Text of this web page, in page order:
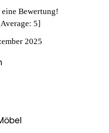
Bewertung!
Average: 5]
2025